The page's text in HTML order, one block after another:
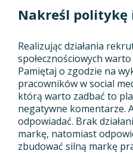
Nakreśl politykę
Realizując działania
społecznościowych
Pamiętaj o zgodzie na
pracowników w social
którą warto zadbać to
negatywne komentarze.
odpowiadać. Brak
markę, natomiast
zbudować silną markę